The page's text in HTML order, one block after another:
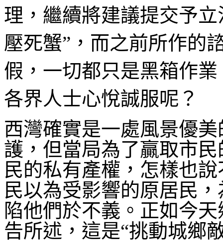
理，繼續將建議提交予
壓死蟹”，而之前所作的
假，一切都只是黑箱作
各界人士心悅誠服呢？
西灣確實是一處風景優
護，但當局為了贏取市
民的私有產權，怎樣也
民以為受影響的原居民
陷他們於不義。正如今
告所述，這是“挑動城鄉